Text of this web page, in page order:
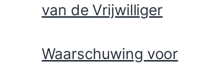
van de Vrijwilliger
Waarschuwing voor